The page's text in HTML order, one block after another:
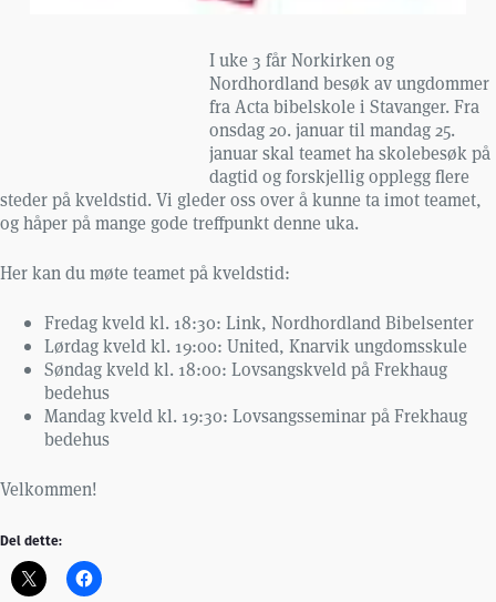
I uke 3 får Norkirken og
Nordhordland besøk av ungdommer
fra Acta bibelskole i Stavanger. Fra
onsdag 20. januar til mandag 25.
januar skal teamet ha skolebesøk på
dagtid og forskjellig opplegg flere
steder på kveldstid. Vi gleder oss over å kunne ta imot teamet,
og håper på mange gode treffpunkt denne uka.
Her kan du møte teamet på kveldstid:
Fredag kveld kl. 18:30: Link, Nordhordland Bibelsenter
Lørdag kveld kl. 19:00: United, Knarvik ungdomsskule
Søndag kveld kl. 18:00: Lovsangskveld på Frekhaug
bedehus
Mandag kveld kl. 19:30: Lovsangsseminar på Frekhaug
bedehus
Velkommen!
Del dette: